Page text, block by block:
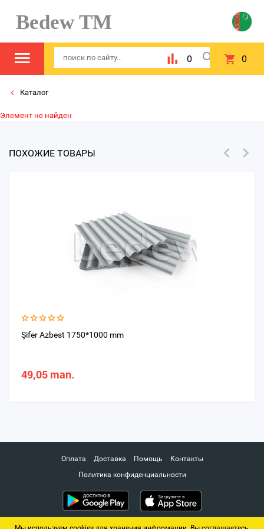
Bedew TM
0 0
Каталог
Элемент не найден
ПОХОЖИЕ ТОВАРЫ
Şifer Azbest 1750*1000 mm
49,05 man.
Оплата Доставка Помощь
Контакты
Политика конфиденциальности